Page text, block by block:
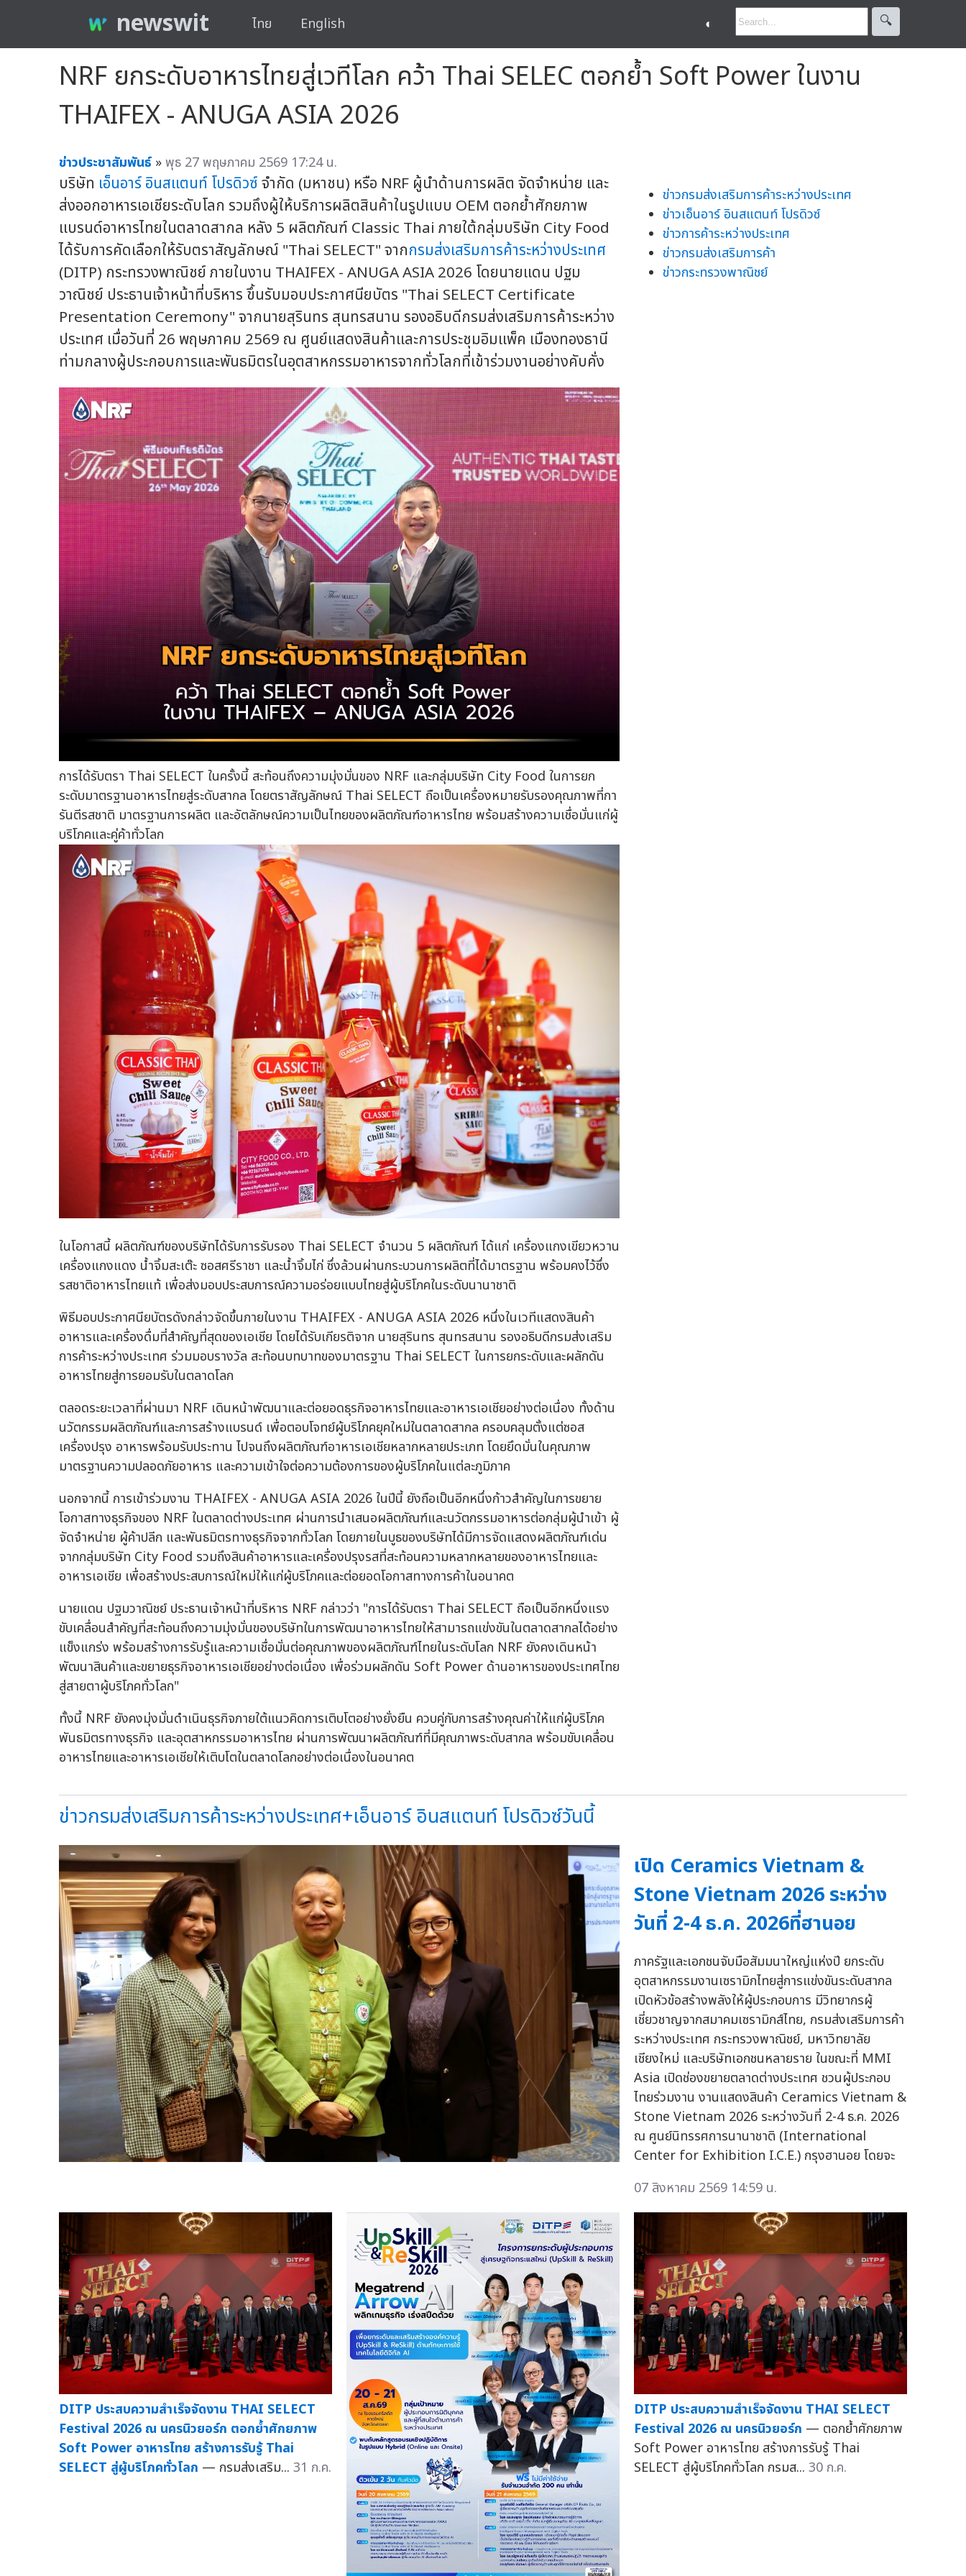
newswit ไทย English ◐ 🔍︎
NRF ยกระดับอาหารไทยสู่เวทีโลก คว้า Thai SELEC ตอกย้ำ Soft Power ในงาน
THAIFEX - ANUGA ASIA 2026
ข่าวประชาสัมพันธ์ »พุธ 27 พฤษภาคม 2569 17:24 น.
บริษัท เอ็นอาร์ อินสแตนท์ โปรดิวซ์จำกัด (มหาชน) หรือ NRF ผู้นำด้านการผลิต จัดจำหน่าย และ
ส่งออกอาหารเอเชียระดับโลก รวมถึงผู้ให้บริการผลิตสินค้าในรูปแบบ OEM ตอกย้ำศักยภาพ
แบรนด์อาหารไทยในตลาดสากล หลัง 5 ผลิตภัณฑ์ Classic Thai ภายใต้กลุ่มบริษัท City Food
ได้รับการคัดเลือกให้รับตราสัญลักษณ์ "Thai SELECT" จากกรมส่งเสริมการค้าระหว่างประเทศ
(DITP) กระทรวงพาณิชย์ ภายในงาน THAIFEX - ANUGA ASIA 2026 โดยนายแดน ปฐม
วาณิชย์ ประธานเจ้าหน้าที่บริหาร ขึ้นรับมอบประกาศนียบัตร "Thai SELECT Certificate
Presentation Ceremony" จากนายสุรินทร สุนทรสนาน รองอธิบดีกรมส่งเสริมการค้าระหว่าง
ประเทศ เมื่อวันที่ 26 พฤษภาคม 2569 ณ ศูนย์แสดงสินค้าและการประชุมอิมแพ็ค เมืองทองธานี
ท่ามกลางผู้ประกอบการและพันธมิตรในอุตสาหกรรมอาหารจากทั่วโลกที่เข้าร่วมงานอย่างคับคั่ง
การได้รับตรา Thai SELECT ในครั้งนี้ สะท้อนถึงความมุ่งมั่นของ NRF และกลุ่มบริษัท City Food ในการยก
ระดับมาตรฐานอาหารไทยสู่ระดับสากล โดยตราสัญลักษณ์ Thai SELECT ถือเป็นเครื่องหมายรับรองคุณภาพที่กา
รันตีรสชาติ มาตรฐานการผลิต และอัตลักษณ์ความเป็นไทยของผลิตภัณฑ์อาหารไทย พร้อมสร้างความเชื่อมั่นแก่ผู้
บริโภคและคู่ค้าทั่วโลก
ในโอกาสนี้ ผลิตภัณฑ์ของบริษัทได้รับการรับรอง Thai SELECT จำนวน 5 ผลิตภัณฑ์ ได้แก่ เครื่องแกงเขียวหวาน
เครื่องแกงแดง น้ำจิ้มสะเต๊ะ ซอสศรีราชา และน้ำจิ้มไก่ ซึ่งล้วนผ่านกระบวนการผลิตที่ได้มาตรฐาน พร้อมคงไว้ซึ่ง
รสชาติอาหารไทยแท้ เพื่อส่งมอบประสบการณ์ความอร่อยแบบไทยสู่ผู้บริโภคในระดับนานาชาติ
พิธีมอบประกาศนียบัตรดังกล่าวจัดขึ้นภายในงาน THAIFEX - ANUGA ASIA 2026 หนึ่งในเวทีแสดงสินค้า
อาหารและเครื่องดื่มที่สำคัญที่สุดของเอเชีย โดยได้รับเกียรติจาก นายสุรินทร สุนทรสนาน รองอธิบดีกรมส่งเสริม
การค้าระหว่างประเทศ ร่วมมอบรางวัล สะท้อนบทบาทของมาตรฐาน Thai SELECT ในการยกระดับและผลักดัน
อาหารไทยสู่การยอมรับในตลาดโลก
ตลอดระยะเวลาที่ผ่านมา NRF เดินหน้าพัฒนาและต่อยอดธุรกิจอาหารไทยและอาหารเอเชียอย่างต่อเนื่อง ทั้งด้าน
นวัตกรรมผลิตภัณฑ์และการสร้างแบรนด์ เพื่อตอบโจทย์ผู้บริโภคยุคใหม่ในตลาดสากล ครอบคลุมตั้งแต่ซอส
เครื่องปรุง อาหารพร้อมรับประทาน ไปจนถึงผลิตภัณฑ์อาหารเอเชียหลากหลายประเภท โดยยึดมั่นในคุณภาพ
มาตรฐานความปลอดภัยอาหาร และความเข้าใจต่อความต้องการของผู้บริโภคในแต่ละภูมิภาค
นอกจากนี้ การเข้าร่วมงาน THAIFEX - ANUGA ASIA 2026 ในปีนี้ ยังถือเป็นอีกหนึ่งก้าวสำคัญในการขยาย
โอกาสทางธุรกิจของ NRF ในตลาดต่างประเทศ ผ่านการนำเสนอผลิตภัณฑ์และนวัตกรรมอาหารต่อกลุ่มผู้นำเข้า ผู้
จัดจำหน่าย ผู้ค้าปลีก และพันธมิตรทางธุรกิจจากทั่วโลก โดยภายในบูธของบริษัทได้มีการจัดแสดงผลิตภัณฑ์เด่น
จากกลุ่มบริษัท City Food รวมถึงสินค้าอาหารและเครื่องปรุงรสที่สะท้อนความหลากหลายของอาหารไทยและ
อาหารเอเชีย เพื่อสร้างประสบการณ์ใหม่ให้แก่ผู้บริโภคและต่อยอดโอกาสทางการค้าในอนาคต
นายแดน ปฐมวาณิชย์ ประธานเจ้าหน้าที่บริหาร NRF กล่าวว่า "การได้รับตรา Thai SELECT ถือเป็นอีกหนึ่งแรง
ขับเคลื่อนสำคัญที่สะท้อนถึงความมุ่งมั่นของบริษัทในการพัฒนาอาหารไทยให้สามารถแข่งขันในตลาดสากลได้อย่าง
แข็งแกร่ง พร้อมสร้างการรับรู้และความเชื่อมั่นต่อคุณภาพของผลิตภัณฑ์ไทยในระดับโลก NRF ยังคงเดินหน้า
พัฒนาสินค้าและขยายธุรกิจอาหารเอเชียอย่างต่อเนื่อง เพื่อร่วมผลักดัน Soft Power ด้านอาหารของประเทศไทย
สู่สายตาผู้บริโภคทั่วโลก"
ทั้งนี้ NRF ยังคงมุ่งมั่นดำเนินธุรกิจภายใต้แนวคิดการเติบโตอย่างยั่งยืน ควบคู่กับการสร้างคุณค่าให้แก่ผู้บริโภค
พันธมิตรทางธุรกิจ และอุตสาหกรรมอาหารไทย ผ่านการพัฒนาผลิตภัณฑ์ที่มีคุณภาพระดับสากล พร้อมขับเคลื่อน
อาหารไทยและอาหารเอเชียให้เติบโตในตลาดโลกอย่างต่อเนื่องในอนาคต
ข่าวกรมส่งเสริมการค้าระหว่างประเทศ
ข่าวเอ็นอาร์ อินสแตนท์ โปรดิวซ์
ข่าวการค้าระหว่างประเทศ
ข่าวกรมส่งเสริมการค้า
ข่าวกระทรวงพาณิชย์
ข่าวกรมส่งเสริมการค้าระหว่างประเทศ+เอ็นอาร์ อินสแตนท์ โปรดิวซ์วันนี้
เปิด Ceramics Vietnam &
Stone Vietnam 2026 ระหว่าง
วันที่ 2-4 ธ.ค. 2026ที่ฮานอย
ภาครัฐและเอกชนจับมือสัมมนาใหญ่แห่งปี ยกระดับ
อุตสาหกรรมงานเซรามิกไทยสู่การแข่งขันระดับสากล
เปิดหัวข้อสร้างพลังให้ผู้ประกอบการ มีวิทยากรผู้
เชี่ยวชาญจากสมาคมเซรามิกส์ไทย, กรมส่งเสริมการค้า
ระหว่างประเทศ กระทรวงพาณิชย์, มหาวิทยาลัย
เชียงใหม่ และบริษัทเอกชนหลายราย ในขณะที่ MMI
Asia เปิดช่องขยายตลาดต่างประเทศ ชวนผู้ประกอบ
ไทยร่วมงาน งานแสดงสินค้า Ceramics Vietnam &
Stone Vietnam 2026 ระหว่างวันที่ 2-4 ธ.ค. 2026
ณ ศูนย์นิทรรศการนานาชาติ (International
Center for Exhibition I.C.E.) กรุงฮานอย โดยจะ
07 สิงหาคม 2569 14:59 น.
DITP ประสบความสำเร็จจัดงาน THAI SELECT
Festival 2026 ณ นครนิวยอร์ก ตอกย้ำศักยภาพ
Soft Power อาหารไทย สร้างการรับรู้ Thai
SELECT สู่ผู้บริโภคทั่วโลก — กรมส่งเสริม... 31 ก.ค.
DITP ประสบความสำเร็จจัดงาน THAI SELECT
Festival 2026 ณ นครนิวยอร์ก — ตอกย้ำศักยภาพ
Soft Power อาหารไทย สร้างการรับรู้ Thai
SELECT สู่ผู้บริโภคทั่วโลก กรมส... 30 ก.ค.